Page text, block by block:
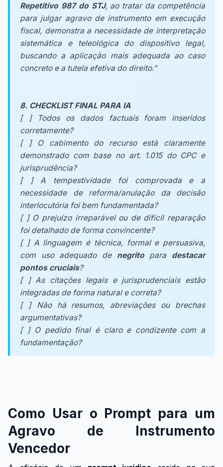
Repetitivo 987 do STJ, ao tratar da competência
para julgar agravo de instrumento em execução
fiscal, demonstra a necessidade de interpretação
sistemática e teleológica do dispositivo legal,
buscando a aplicação mais adequada ao caso
concreto e a tutela efetiva do direito.”
8. CHECKLIST FINAL PARA IA
[ ] Todos os dados factuais foram inseridos
corretamente?
[ ] O cabimento do recurso está claramente
demonstrado com base no art. 1.015 do CPC e
jurisprudência?
[ ] A tempestividade foi comprovada e a
necessidade de reforma/anulação da decisão
interlocutória foi bem fundamentada?
[ ] O prejuízo irreparável ou de difícil reparação
foi detalhado de forma convincente?
[ ] A linguagem é técnica, formal e persuasiva,
com uso adequado de negritopara destacar
pontos cruciais?
[ ] As citações legais e jurisprudenciais estão
integradas de forma natural e correta?
[ ] Não há resumos, abreviações ou brechas
argumentativas?
[ ] O pedido final é claro e condizente com a
fundamentação?
Como Usar o Prompt para um
Agravo de Instrumento
Vencedor